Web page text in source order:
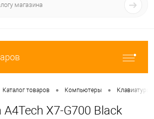
Каталог товаров • Компьютеры • Клавиатуры
A4Tech X7-G700 Black